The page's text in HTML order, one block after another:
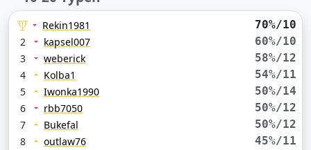
Rekin1981
70%/10
2
kapsel007
60%/10
3
weberick
58%/12
4
Kolba1
54%/11
5
Iwonka1990
50%/14
6
rbb7050
50%/12
7
Bukefal
50%/12
8
outlaw76
45%/11